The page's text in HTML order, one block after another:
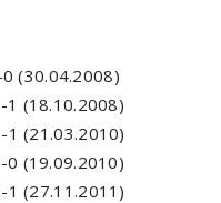
(30.04.2008)
1 (18.10.2008)
1 (21.03.2010)
0 (19.09.2010)
1 (27.11.2011)